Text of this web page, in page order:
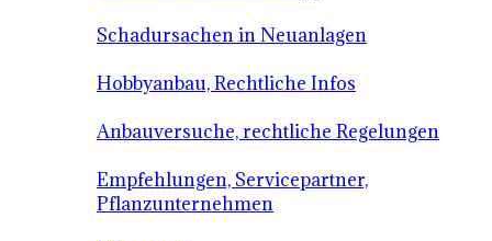
Schadursachen in Neuanlagen
Hobbyanbau, Rechtliche Infos
Anbauversuche, rechtliche Regelungen
Empfehlungen, Servicepartner,
Pflanzunternehmen